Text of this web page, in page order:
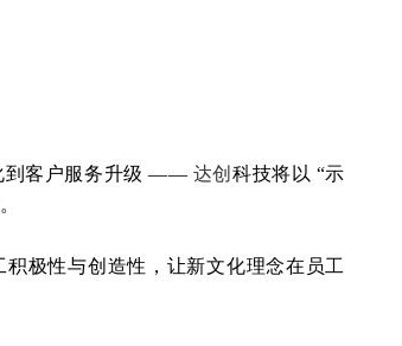
到客户服务升级 —— 达创科技将以 “示
极性与创造性，让新文化理念在员工